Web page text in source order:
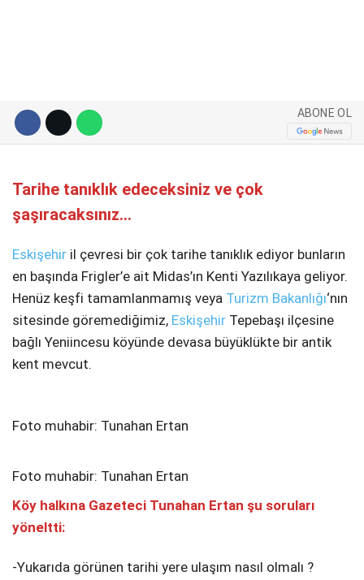
Telegram
ABONE OL
Tarihe tanıklık edeceksiniz ve çok
şaşıracaksınız…
Eskişehir il çevresi bir çok tarihe tanıklık ediyor bunların
en başında Frigler’e ait Midas’ın Kenti Yazılıkaya geliyor.
Henüz keşfi tamamlanmamış veya Turizm Bakanlığı‘nın
sitesinde göremediğimiz, Eskişehir Tepebaşı ilçesine
bağlı Yeniincesu köyünde devasa büyüklükte bir antik
kent mevcut.
Foto muhabir: Tunahan Ertan
Foto muhabir: Tunahan Ertan
Köy halkına Gazeteci Tunahan Ertan şu soruları
yöneltti:
-Yukarıda görünen tarihi yere ulaşım nasıl olmalı ?